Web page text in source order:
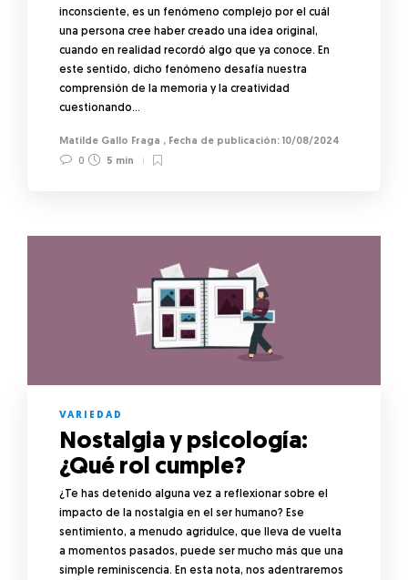
inconsciente, es un fenómeno complejo por el cuál
una persona cree haber creado una idea original,
cuando en realidad recordó algo que ya conoce. En
este sentido, dicho fenómeno desafía nuestra
comprensión de la memoria y la creatividad
cuestionando…
Matilde Gallo Fraga ,
10/08/2024
0
5 min
VARIEDAD
Nostalgia y psicología:
¿Qué rol cumple?
¿Te has detenido alguna vez a reflexionar sobre el
impacto de la nostalgia en el ser humano? Ese
sentimiento, a menudo agridulce, que lleva de vuelta
a momentos pasados, puede ser mucho más que una
simple reminiscencia. En esta nota, nos adentraremos